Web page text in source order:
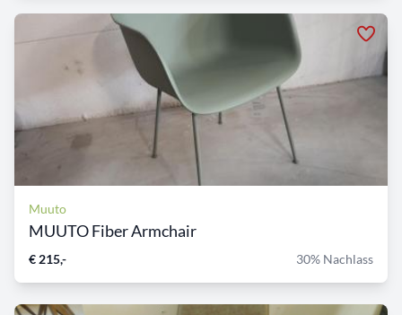
Muuto
MUUTO Fiber Armchair
€ 215,- 30% Nachlass